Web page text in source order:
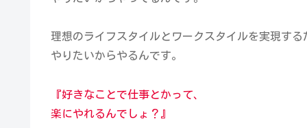
理想のライフスタイルとワークスタイルを実現する
やりたいからやるんです。
『好きなことで仕事とかって、
楽にやれるんでしょ？』